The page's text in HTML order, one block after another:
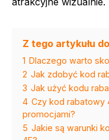
Z tego artykułu
1 Dlaczego warto
2 Jak zdobyć kod
3 Jak użyć kodu
4 Czy kod rabatowy
promocjami?
5 Jakie są warunki